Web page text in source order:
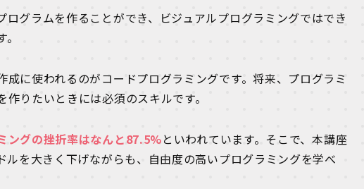
グラムを作ることができ、ビジュアルプログラミングではでき
に使われるのがコードプログラミングです。将来、プログラミ
りたいときには必須のスキルです。
ングの挫折率はなんと87.5%といわれています。そこで、本講座
を大きく下げながらも、自由度の高いプログラミングを学べ